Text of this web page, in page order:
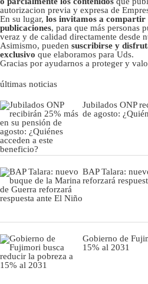
autorizacion previa y expresa de
En su lugar, los invitamos a compartir
publicaciones, para que más personas
veraz y de calidad directamente desde
Asimismo, pueden suscribirse y
exclusivo que elaboramos para Uds.
Gracias por ayudarnos a proteger y
últimas noticias
Jubilados ONP
de agosto:
BAP Talara:
reforzará
Gobierno de
15% al 2031